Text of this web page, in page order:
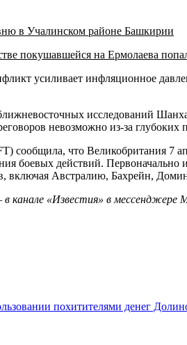
в Учалинском районе Башкирии
покушавшейся на Ермолаева
усиливает инфляционное
исследований
невозможно из-за глубоких
сообщила, что Великобритания 7
боевых действий.
включая Австралию, Бахрейн,
канале «Известия» в мессенджере
похитителями денег